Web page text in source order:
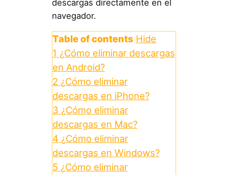
descargas directamente en el
navegador.
Table of contents Hide
1 ¿Cómo eliminar descargas
en Android?
2 ¿Cómo eliminar
descargas en iPhone?
3 ¿Cómo eliminar
descargas en Mac?
4 ¿Cómo eliminar
descargas en Windows?
5 ¿Cómo eliminar